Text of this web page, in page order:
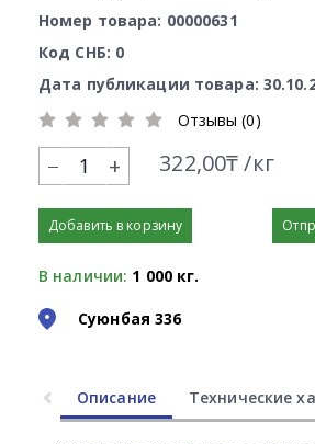
Номер товара: 00000631
Код СНБ: 0
Дата публикации товара:
Отзывы (0)
+ 322,00₸ /кг
Добавить в корзину
В наличии: 1 000 кг.
Суюнбая 336
Описание Технические